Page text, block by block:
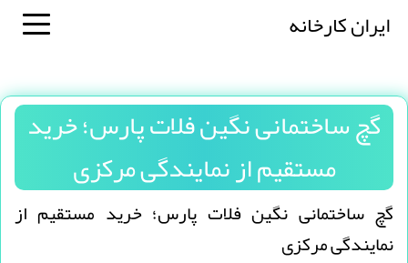
ایران کارخانه
گچ ساختمانی نگین فلات پارس؛ خرید
مستقیم از نمایندگی مرکزی
گچ ساختمانی نگین فلات پارس؛ خرید مستقیم از
نمایندگی مرکزی